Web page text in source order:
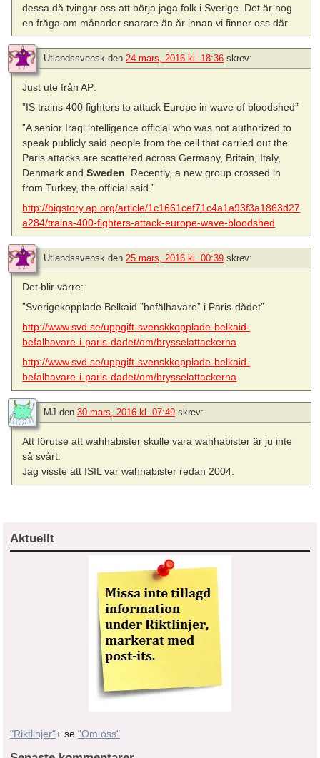
dessa då tvingar oss att börja jaga folk i Sverige. Det är nog
en fråga om månader snarare än år innan vi finner oss där.
Utlandssvensk den 24 mars, 2016 kl. 18:36 skrev:
Just ute från AP:
”IS trains 400 fighters to attack Europe in wave of bloodshed”
”A senior Iraqi intelligence official who was not authorized to
speak publicly said people from the cell that carried out the
Paris attacks are scattered across Germany, Britain, Italy,
Denmark andSweden . Recently, a new group crossed in
from Turkey, the official said.”
http://bigstory.ap.org/article/1c1661cef71c4a1a93f3a1863d27
a284/trains-400-fighters-attack-europe-wave-bloodshed
Utlandssvensk den 25 mars, 2016 kl. 00:39 skrev:
Det blir värre:
”Sverigekopplade Belkaid ”befälhavare” i Paris-dådet”
http://www.svd.se/uppgift-svenskkopplade-belkaid-
befalhavare-i-paris-dadet/om/brysselattackerna
http://www.svd.se/uppgift-svenskkopplade-belkaid-
befalhavare-i-paris-dadet/om/brysselattackerna
MJ den 30 mars, 2016 kl. 07:49 skrev:
Att förutse att wahhabister skulle vara wahhabister är ju inte
så svårt.
Jag visste att ISIL var wahhabister redan 2004.
Aktuellt
"Riktlinjer"+ se "Om oss"